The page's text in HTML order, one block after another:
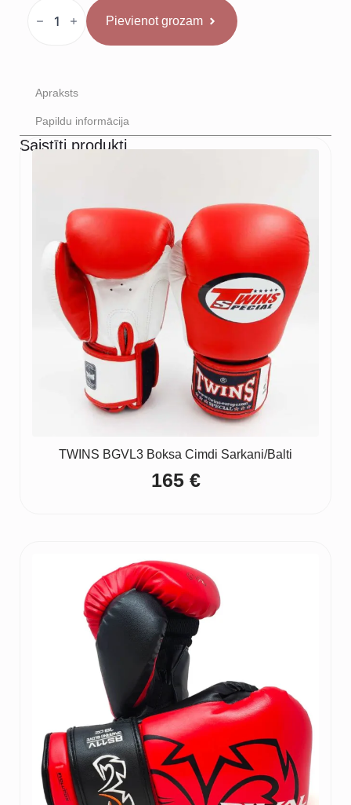
šorti
Pievienot grozam
Apraksts
Papildu informācija
Saistīti produkti
TWINS BGVL3 Boksa Cimdi Sarkani/Balti
165 €